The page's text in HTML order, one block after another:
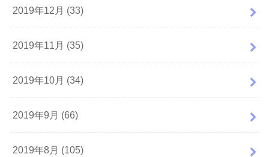
2019年12月 (33)
2019年11月 (35)
2019年10月 (34)
2019年9月 (66)
2019年8月 (105)